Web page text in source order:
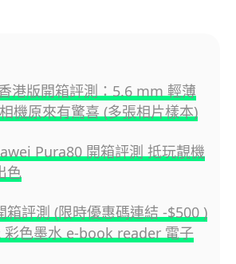
港版開箱評測：5.6 mm 輕薄
機原來有驚喜 (多張相片樣本)
Pura80 開箱評測 抵玩靚機
色
評測 (限時優惠碼連結 -$500 )
彩色墨水 e-book reader 電子